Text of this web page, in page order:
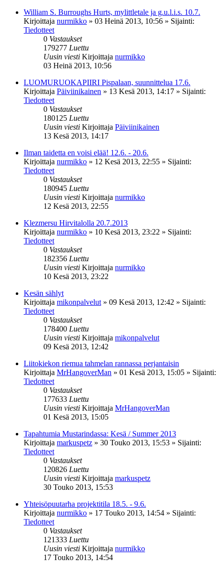
William S. Burroughs Hurts, mylittletale ja g.u.l.i.s. 10.7.
Kirjoittaja nurmikko » 03 Heinä 2013, 10:56 » Sijainti:
Tiedotteet
0 Vastaukset
179277 Luettu
Uusin viesti Kirjoittaja nurmikko
03 Heinä 2013, 10:56
LUOMURUOKAPIIRI Pispalaan, suunnittelua 17.6.
Kirjoittaja Päiviinikainen » 13 Kesä 2013, 14:17 » Sijainti:
Tiedotteet
0 Vastaukset
180125 Luettu
Uusin viesti Kirjoittaja Päiviinikainen
13 Kesä 2013, 14:17
Ilman taidetta en voisi elää! 12.6. - 20.6.
Kirjoittaja nurmikko » 12 Kesä 2013, 22:55 » Sijainti:
Tiedotteet
0 Vastaukset
180945 Luettu
Uusin viesti Kirjoittaja nurmikko
12 Kesä 2013, 22:55
Klezmersu Hirvitalolla 20.7.2013
Kirjoittaja nurmikko » 10 Kesä 2013, 23:22 » Sijainti:
Tiedotteet
0 Vastaukset
182356 Luettu
Uusin viesti Kirjoittaja nurmikko
10 Kesä 2013, 23:22
Kesän sählyt
Kirjoittaja mikonpalvelut » 09 Kesä 2013, 12:42 » Sijainti:
Tiedotteet
0 Vastaukset
178400 Luettu
Uusin viesti Kirjoittaja mikonpalvelut
09 Kesä 2013, 12:42
Liitokiekon riemua tahmelan rannassa perjantaisin
Kirjoittaja MrHangoverMan » 01 Kesä 2013, 15:05 » Sijainti:
Tiedotteet
0 Vastaukset
177633 Luettu
Uusin viesti Kirjoittaja MrHangoverMan
01 Kesä 2013, 15:05
Tapahtumia Mustarindassa: Kesä / Summer 2013
Kirjoittaja markuspetz » 30 Touko 2013, 15:53 » Sijainti:
Tiedotteet
0 Vastaukset
120826 Luettu
Uusin viesti Kirjoittaja markuspetz
30 Touko 2013, 15:53
Yhteisöpuutarha projektitila 18.5. - 9.6.
Kirjoittaja nurmikko » 17 Touko 2013, 14:54 » Sijainti:
Tiedotteet
0 Vastaukset
121333 Luettu
Uusin viesti Kirjoittaja nurmikko
17 Touko 2013, 14:54